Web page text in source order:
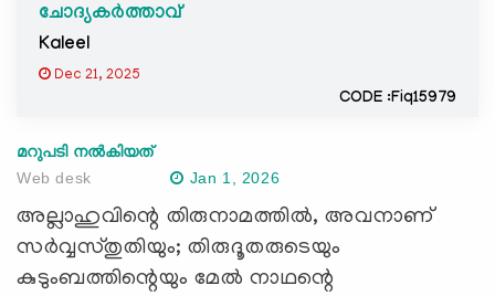
ചോദ്യകർത്താവ്
Kaleel
Dec 21, 2025
CODE :Fiq15979
മറുപടി നൽകിയത്
Web desk
Jan 1, 2026
അല്ലാഹുവിന്റെ തിരുനാമത്തിൽ,അവനാണ്
സർവ്വസ്തുതിയും; തിരുദൂതരുടെയും
കുടുംബത്തിന്റെയും മേൽ നാഥന്റെ